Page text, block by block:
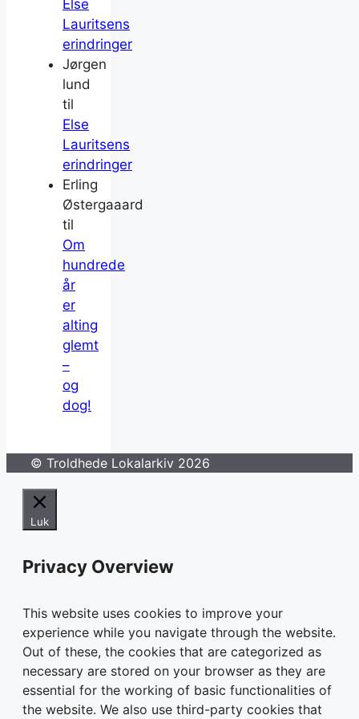
Else
Lauritsens
erindringer
Jørgen
lund
til
Else
Lauritsens
erindringer
Erling
Østergaaard
til
Om
hundrede
år
er
alting
glemt
–
og
dog!
© Troldhede Lokalarkiv 2026
Luk
Privacy Overview
This website uses cookies to improve your
experience while you navigate through the website.
Out of these, the cookies that are categorized as
necessary are stored on your browser as they are
essential for the working of basic functionalities of
the website. We also use third-party cookies that